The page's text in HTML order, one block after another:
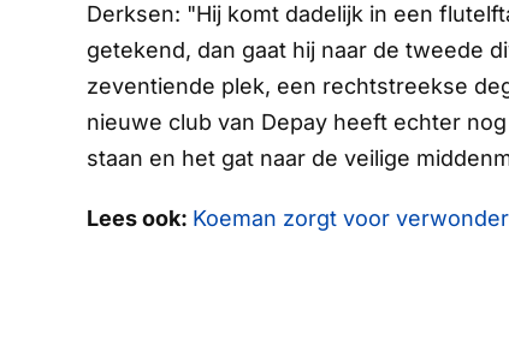
Derksen: "Hij komt dadelijk in een
getekend, dan gaat hij naar de tweede
zeventiende plek, een rechtstreekse
nieuwe club van Depay heeft echter
staan en het gat naar de veilige
Lees ook: Koeman zorgt voor